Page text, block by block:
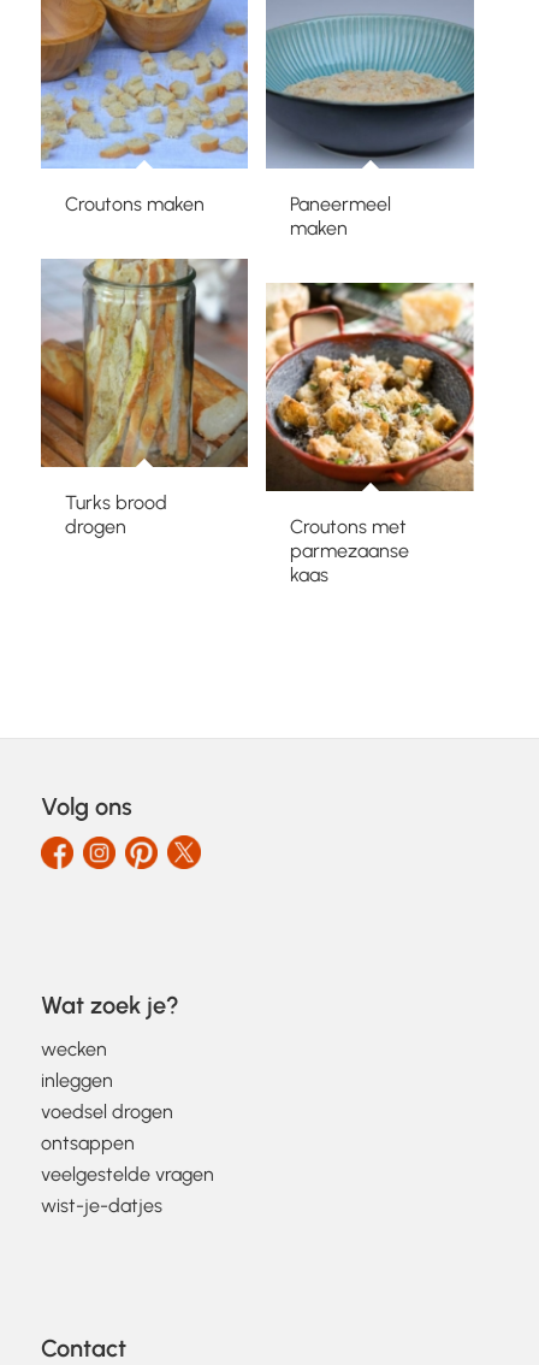
Croutons maken
Paneermeel
maken
Turks brood
drogen
Croutons met
parmezaanse
kaas
Volg ons
Wat zoek je?
wecken
inleggen
voedsel drogen
ontsappen
veelgestelde vragen
wist-je-datjes
Contact